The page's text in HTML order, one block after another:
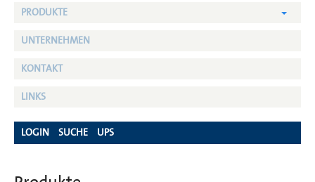
PRODUKTE
UNTERNEHMEN
KONTAKT
LINKS
LOGIN SUCHE UPS